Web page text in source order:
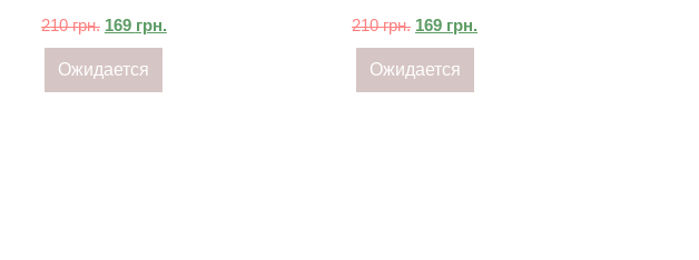
210грн. 169 грн.
Ожидается
210грн. 169 грн.
Ожидается